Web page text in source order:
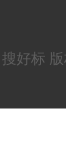
搜好标